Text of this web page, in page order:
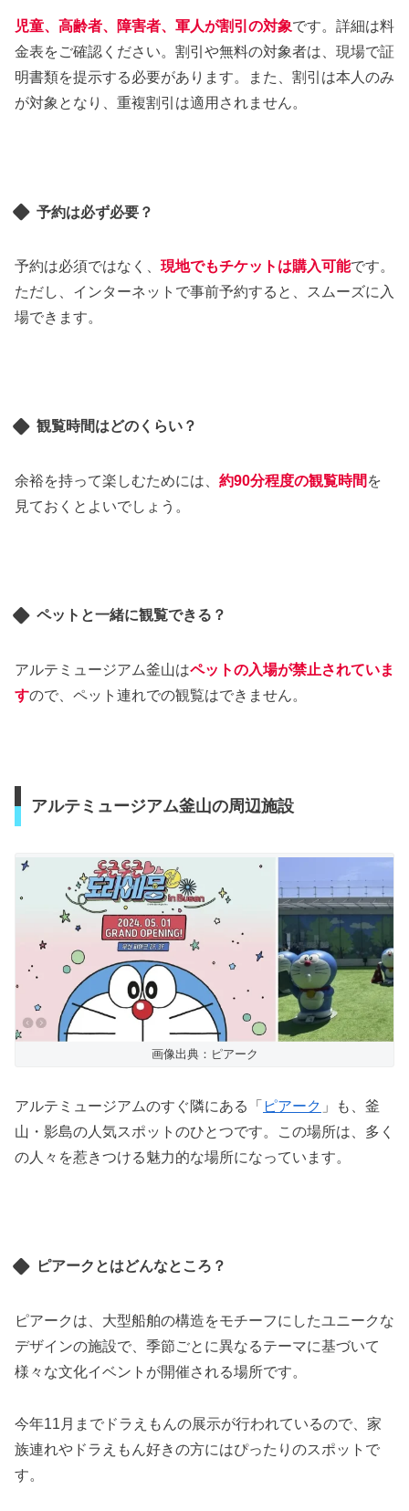
児童、高齢者、障害者、軍人が割引の対象です。詳細は料
金表をご確認ください。割引や無料の対象者は、現場で証
明書類を提示する必要があります。また、割引は本人のみ
が対象となり、重複割引は適用されません。
予約は必ず必要？
予約は必須ではなく、 現地でもチケットは購入可能です。
ただし、インターネットで事前予約すると、スムーズに入
場できます。
観覧時間はどのくらい？
余裕を持って楽しむためには、 約90分程度の観覧時間 を
見ておくとよいでしょう。
ペットと一緒に観覧できる？
アルテミュージアム釜山はペットの入場が禁止されていま
すので、ペット連れでの観覧はできません。
アルテミュージアム釜山の周辺施設
画像出典：ピアーク
アルテミュージアムのすぐ隣にある「 ピアーク 」も、釜
山・影島の人気スポットのひとつです。この場所は、多く
の人々を惹きつける魅力的な場所になっています。
ピアークとはどんなところ？
ピアークは、大型船舶の構造をモチーフにしたユニークな
デザインの施設で、季節ごとに異なるテーマに基づいて
様々な文化イベントが開催される場所です。
今年11月までドラえもんの展示が行われているので、家
族連れやドラえもん好きの方にはぴったりのスポットで
す。